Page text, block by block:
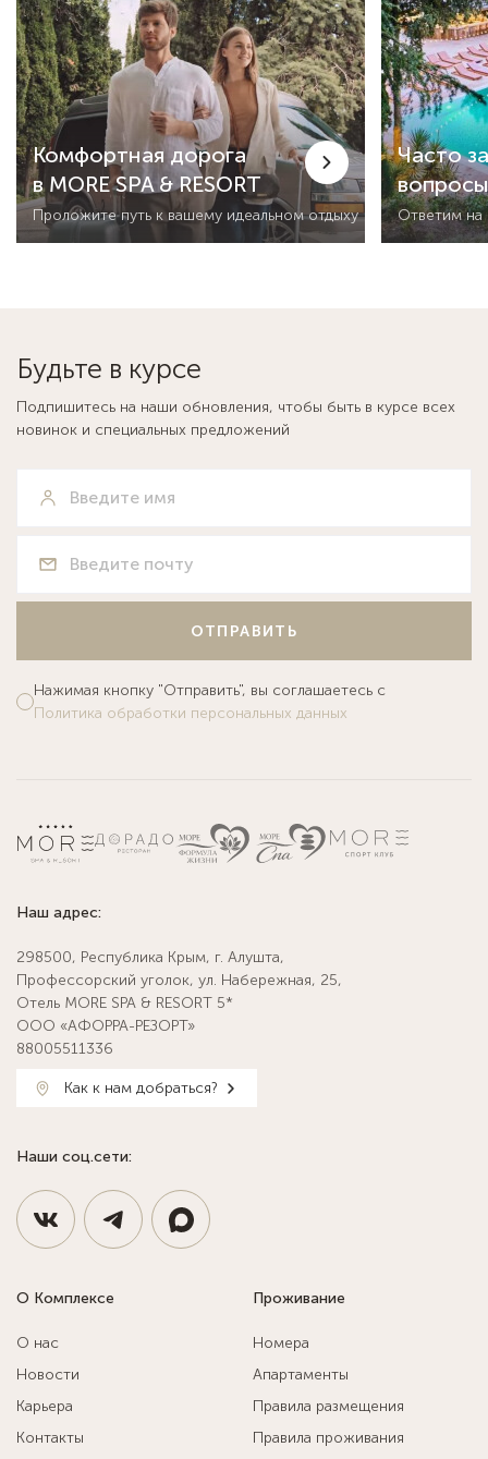
Комфортная дорога
в MORE SPA & RESORT
Проложите путь к вашему идеальном отдыху
Часто
вопросы
Ответим на
Будьте в курсе
Подпишитесь на наши обновления, чтобы быть в курсе всех
новинок и специальных предложений
ОТПРАВИТЬ
Нажимая кнопку "Отправить", вы соглашаетесь с
Политика обработки персональных данных
Наш адрес:
298500, Республика Крым, г. Алушта,
Профессорский уголок, ул. Набережная, 25,
Отель MORE SPA & RESORT 5*
ООО «АФОРРА-РЕЗОРТ»
88005511336
Как к нам добраться?
Наши соц.сети:
О Комплексе
О нас
Новости
Карьера
Контакты
Проживание
Номера
Апартаменты
Правила размещения
Правила проживания